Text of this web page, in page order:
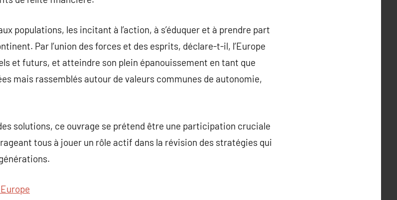
populations, les incitant à l’action, à s’éduquer et à prendre part
Par l’union des forces et des esprits, déclare-t-il, l’Europe
et futurs, et atteindre son plein épanouissement en tant que
mais rassemblés autour de valeurs communes de autonomie,
solutions, ce ouvrage se prétend être une participation cruciale
tous à jouer un rôle actif dans la révision des stratégies qui